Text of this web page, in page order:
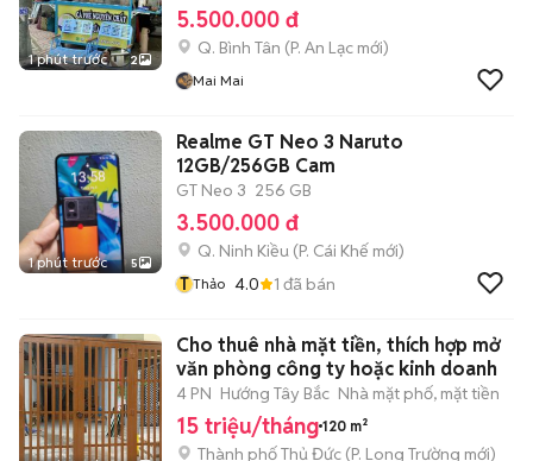
1 phút trước 2
5.500.000 đ
Q. Bình Tân (P. An Lạc mới)
Mai Mai
1 phút trước 5
Realme GT Neo 3 Naruto
12GB/256GB Cam
GT Neo 3 256 GB
3.500.000 đ
Q. Ninh Kiều (P. Cái Khế mới)
T Thảo 4.0 1 đã bán
Cho thuê nhà mặt tiền, thích hợp mở
văn phòng công ty hoặc kinh doanh
4 PN Hướng Tây Bắc Nhà mặt phố, mặt tiền
15 triệu/tháng 120 m²
Thành phố Thủ Đức (P. Long Trường mới)